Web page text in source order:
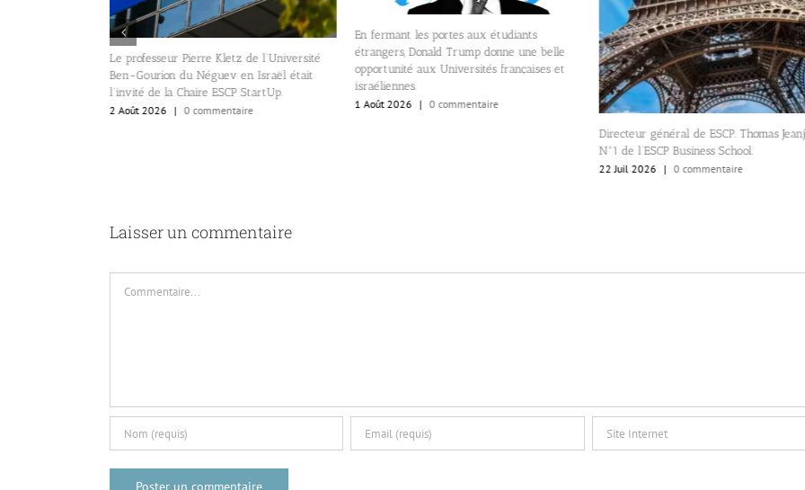
Le professeur Pierre Kletz de l’Université
Ben-Gourion du Néguev en Israël était
l’invité de la Chaire ESCP StartUp.
2 Août 2026 | 0 commentaire
En fermant les portes aux étudiants
étrangers, Donald Trump donne une belle
opportunité aux Universités françaises et
israéliennes.
1 Août 2026 | 0 commentaire
Directeur général de ESCP. Thomas Jeanjean,
N°1 de l’ESCP Business School.
22 Juil 2026 | 0 commentaire
Laisser un commentaire